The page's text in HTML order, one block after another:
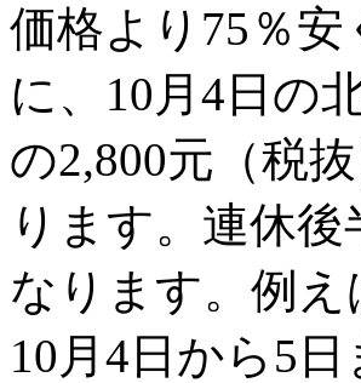
価格より75％
に、10月4日の
の2,800元（税
ります。連休
なります。例
10月4日から5